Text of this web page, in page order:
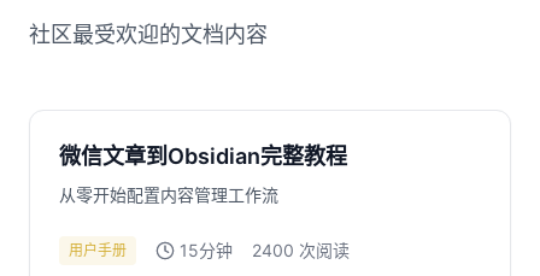
社区最受欢迎的文档内容
微信文章到Obsidian完整教程
从零开始配置内容管理工作流
用户手册 15分钟 2400 次阅读